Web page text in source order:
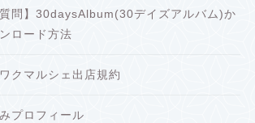
質問】30daysAlbum(30デイズアルバム)か
ロード方法
クマルシェ出店規約
プロフィール